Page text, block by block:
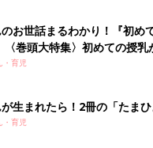
お世話まるわかり！『初め
〈巻頭大特集〉初めての授乳
ぱい・ミルクの基本と夏のト
・育児
生まれたら！2冊の「たまひ
・育児